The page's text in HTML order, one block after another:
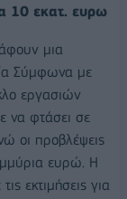
10 εκατ. ευρω
μια
Σύμφωνα με
εργασιών
να φτάσει σε
οι προβλέψεις
ευρώ. Η
εκτιμήσεις για